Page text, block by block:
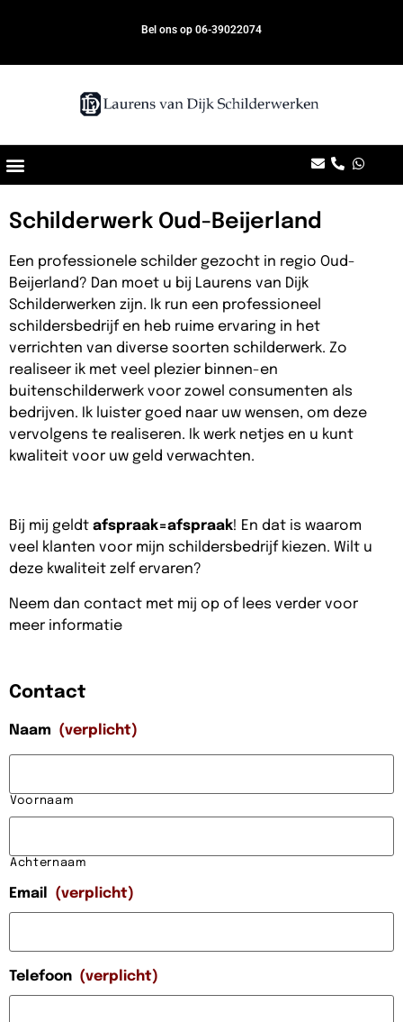
Bel ons op 06-39022074
Schilderwerk Oud-Beijerland
Een professionele schilder gezocht in regio Oud-
Beijerland? Dan moet u bij Laurens van Dijk
Schilderwerken zijn. Ik run een professioneel
schildersbedrijf en heb ruime ervaring in het
verrichten van diverse soorten schilderwerk. Zo
realiseer ik met veel plezier binnen-en
buitenschilderwerk voor zowel consumenten als
bedrijven. Ik luister goed naar uw wensen, om deze
vervolgens te realiseren. Ik werk netjes en u kunt
kwaliteit voor uw geld verwachten.
Bij mij geldt afspraak=afspraak! En dat is waarom
veel klanten voor mijn schildersbedrijf kiezen. Wilt u
deze kwaliteit zelf ervaren?
Neem dan contact met mij op of lees verder voor
meer informatie
Contact
Naam (verplicht)
Voornaam
Achternaam
Email (verplicht)
Telefoon (verplicht)